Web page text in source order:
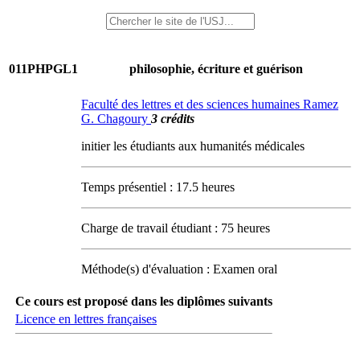
011PHPGL1 philosophie, écriture et guérison
Faculté des lettres et des sciences humaines Ramez
G. Chagoury 3 crédits
initier les étudiants aux humanités médicales
Temps présentiel : 17.5 heures
Charge de travail étudiant : 75 heures
Méthode(s) d'évaluation : Examen oral
Ce cours est proposé dans les diplômes suivants
Licence en lettres françaises